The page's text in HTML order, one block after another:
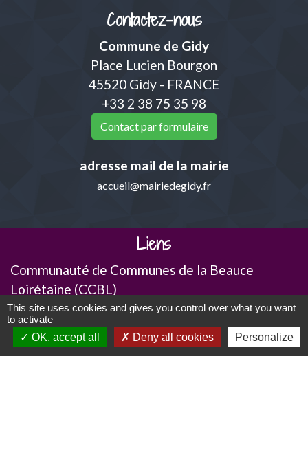
Contactez-nous
Commune de Gidy
Place Lucien Bourgon
45520 Gidy - FRANCE
+33 2 38 75 35 98
Contact par formulaire
adresse mail de la mairie
accueil@mairiedegidy.fr
Liens
Communauté de Communes de la Beauce
Loirétaine (CCBL)
Pays Loire Beauce
Département du Loiret
Ma région- Centre-Val de Loire
This site uses cookies and gives you control over what you want
to activate
OK, accept all
Deny all cookies Personalize